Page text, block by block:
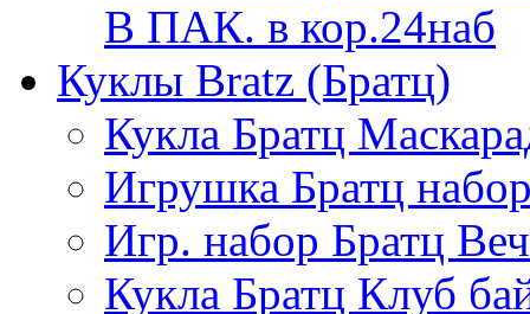
В ПАК. в кор.24наб
Куклы Bratz (Братц)
Кукла Братц
Игрушка Братц
Игр. набор Братц
Кукла Братц Клуб